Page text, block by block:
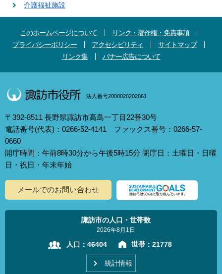
介護福祉施設
このホームページについて
リンク・著作権・免責事項
プライバシーポリシー
アクセシビリティ
サイトマップ
リンク集
バナー広告について
法人番号2000020202061
〒392-8511 長野県諏訪市高島一丁目22番30号
電話番号(代表)：0266-52-4141 ファックス番号：0266-57-
0660
開庁時間：午前8時30分から午後5時15分 閉庁日：土曜日・日曜
日・祝日・年末年始
メールでのお問い合わせ
諏訪市の人口・世帯数
2026年8月1日
人口： 46404 世帯： 21778
統計情報